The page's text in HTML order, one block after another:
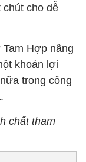
cho dễ
Hợp nâng
khoản lợi
trong công
chất tham